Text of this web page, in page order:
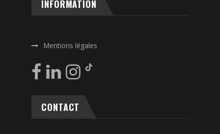
INFORMATION
Mentions légales
CONTACT